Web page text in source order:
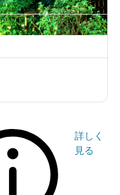
詳しく
見る